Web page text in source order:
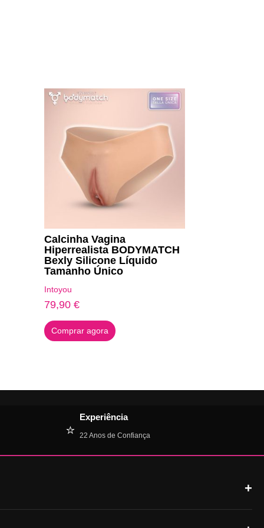
Calcinha Vagina
Hiperrealista BODYMATCH
Bexly Silicone Líquido
Tamanho Único
Intoyou
79,90€
Comprar agora
⭐
Experiência
22 Anos de Confiança